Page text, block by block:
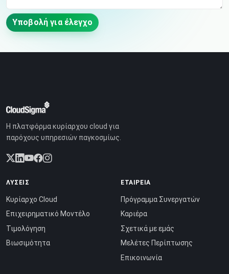
Υποβολή για έλεγχο
Η πλατφόρμα κυρίαρχου cloud για
παρόχους υπηρεσιών παγκοσμίως.
ΛΎΣΕΙΣ
Κυρίαρχο Cloud
Επιχειρηματικό Μοντέλο
Τιμολόγηση
Βιωσιμότητα
ΕΤΑΙΡΕΊΑ
Πρόγραμμα Συνεργατών
Καριέρα
Σχετικά με εμάς
Μελέτες Περίπτωσης
Επικοινωνία